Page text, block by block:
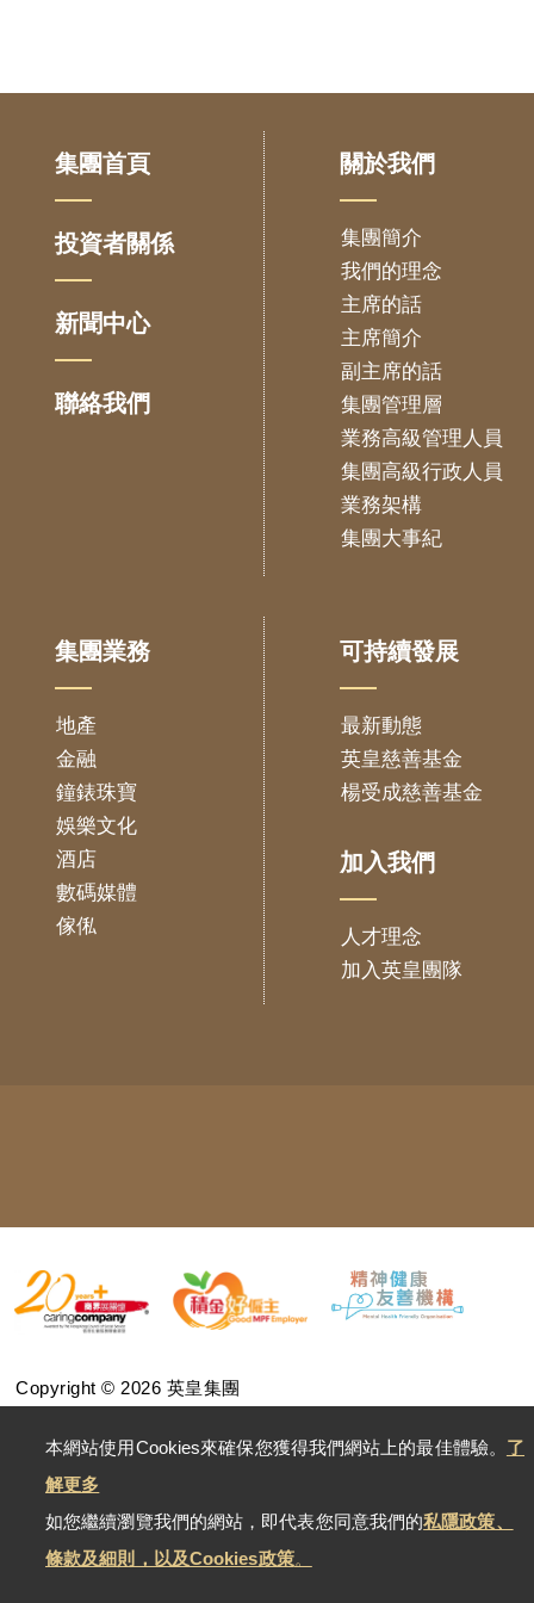
本網站使用Cookies來確保您獲得我們網站上的最佳體驗。 了
解更多
如您繼續瀏覽我們的網站，即代表您同意我們的私隱政策、
條款及細則，以及Cookies政策。
集團首頁
投資者關係
新聞中心
聯絡我們
關於我們
集團簡介
我們的理念
主席的話
主席簡介
副主席的話
集團管理層
業務高級管理人員
集團高級行政人員
業務架構
集團大事紀
集團業務
地產
金融
鐘錶珠寶
娛樂文化
酒店
數碼媒體
傢俬
可持續發展
最新動態
英皇慈善基金
楊受成慈善基金
加入我們
人才理念
加入英皇團隊
Copyright © 2026 英皇集團